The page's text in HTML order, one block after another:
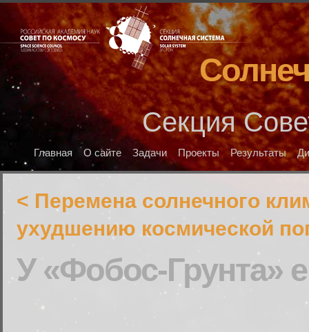
Секция
Главная О сайте Задачи Проекты Результаты
< Перемена солнечного
ухудшению космической
У «Фобос-Грунта»